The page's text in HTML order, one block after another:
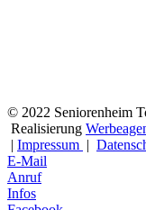
© 2022 Seniorenheim
Realisierung
| Impressum |
E-Mail
Anruf
Infos